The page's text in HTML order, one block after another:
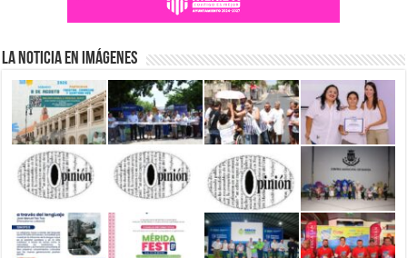
La Noticia en Imágenes